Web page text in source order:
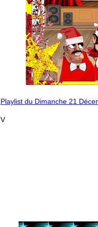
Playlist du Dimanche 21
V